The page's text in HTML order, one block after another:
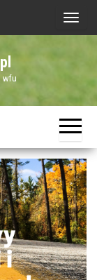
P
ą
c
z
n
a
w
i
g
a
wfu